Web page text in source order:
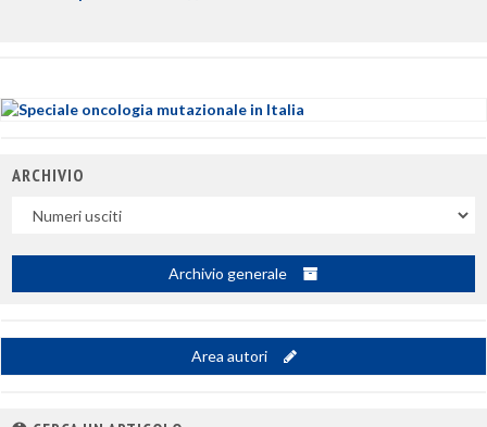
ARCHIVIO
Archivio generale
Area autori